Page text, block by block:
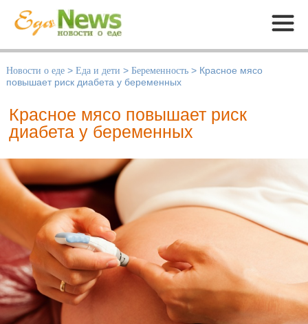
Меню
Новости о еде > Еда и дети > Беременность > Красное мясо
повышает риск диабета у беременных
Красное мясо повышает риск
диабета у беременных